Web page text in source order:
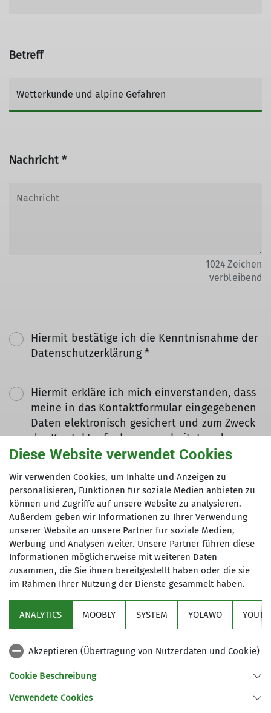
Betreff
Nachricht *
1024 Zeichen
verbleibend
Hiermit bestätige ich die Kenntnisnahme der
Datenschutzerklärung *
Hiermit erkläre ich mich einverstanden, dass
meine in das Kontaktformular eingegebenen
Daten elektronisch gesichert und zum Zweck
der Kontaktaufnahme verarbeitet und
genutzt werden. Mir ist bekannt, dass ich
kann. *
Mit (*) markierte Felder
sind Pflichtfelder
Absenden
Sektion
Service
Sektion Duisburg des Deutschen Alpenvereins e.V.
Diese Website verwendet Cookies
Wir verwenden Cookies, um Inhalte und Anzeigen zu
personalisieren, Funktionen für soziale Medien anbieten zu
können und Zugriffe auf unsere Website zu analysieren.
Außerdem geben wir Informationen zu Ihrer Verwendung
unserer Website an unsere Partner für soziale Medien,
Werbung und Analysen weiter. Unsere Partner führen diese
Informationen möglicherweise mit weiteren Daten
zusammen, die Sie ihnen bereitgestellt haben oder die sie
im Rahmen Ihrer Nutzung der Dienste gesammelt haben.
ANALYTICS MOOBLY SYSTEM YOLAWO
Akzeptieren (Übertragung von Nutzerdaten und Cookie)
Cookie Beschreibung
Verwendete Cookies